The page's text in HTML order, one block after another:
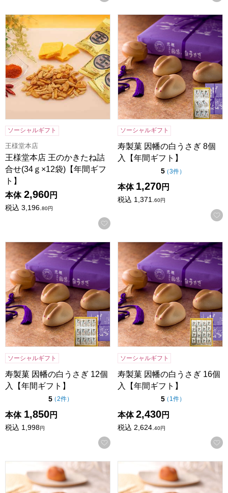
王様堂本店 王のかきたね詰合せ(34ｇ×12袋)【年間ギフト】
ソーシャルギフト
王様堂本店
王様堂本店 王のかきたね詰
合せ(34ｇ×12袋)【年間ギフ
ト】
本体 2,960円
税込 3,196.80円
お気に入りに登録する
寿製菓 因幡の白うさぎ 8個入
ソーシャルギフト
寿製菓 因幡の白うさぎ 8個
入【年間ギフト】
5点（5点満点中）
（3件の評価
）
本体 1,270円
税込 1,371. 60円
寿製菓 因幡の白うさぎ 12個入【年間ギフト】
ソーシャルギフト
寿製菓 因幡の白うさぎ 12個
入【年間ギフト】
5点（5点満点中）
（2件の評価
）
本体 1,850円
税込 1,998円
お気に入りに登録する
寿製菓 因幡の白うさぎ 16個
ソーシャルギフト
寿製菓 因幡の白うさぎ 16個
入【年間ギフト】
5点（5点満点中）
（ 1件の評価
）
本体 2,430円
税込 2,624. 40円
寿製菓 白ウサギフィナンシェ 8個入【年間ギフト】
寿製菓 白ウサギフィナンシ